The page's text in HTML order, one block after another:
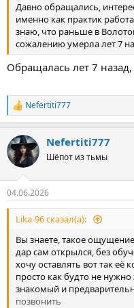
Давно обращались,
именно как практик
знаю, что раньше в
сожалению умерла лет 7
Обращалась лет 7
Р
е
к
ц
и
Nefertiti777
Nefertiti777
Шёпот из тьмы
04.06.2026
Lika-96 сказал(а):
Вы знаете, такое
дар сам открылся, без
хочу оставлять вот так её
просто как будто не
знакомый и
позвонить